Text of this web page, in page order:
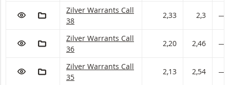
VOEG TOE AAN WATCHLIST
AAN PORTFOLIO TOEVOEGEN
Zilver Warrants met ISIN code:
Zilver Warrants Call
38
2,33 2,3 ―
VOEG TOE AAN WATCHLIST
AAN PORTFOLIO TOEVOEGEN
Zilver Warrants met ISIN code:
Zilver Warrants Call
36
2,20 2,46 ―
VOEG TOE AAN WATCHLIST
AAN PORTFOLIO TOEVOEGEN
Zilver Warrants met ISIN code:
Zilver Warrants Call
35
2,13 2,54 ―